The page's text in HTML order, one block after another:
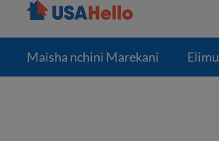
Maisha nchini Marekani Elimu